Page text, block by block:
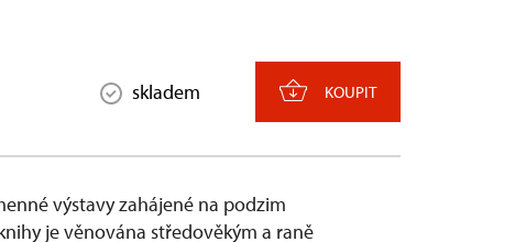
skladem KOUPIT
výstavy zahájené na podzim
je věnována středověkým a raně